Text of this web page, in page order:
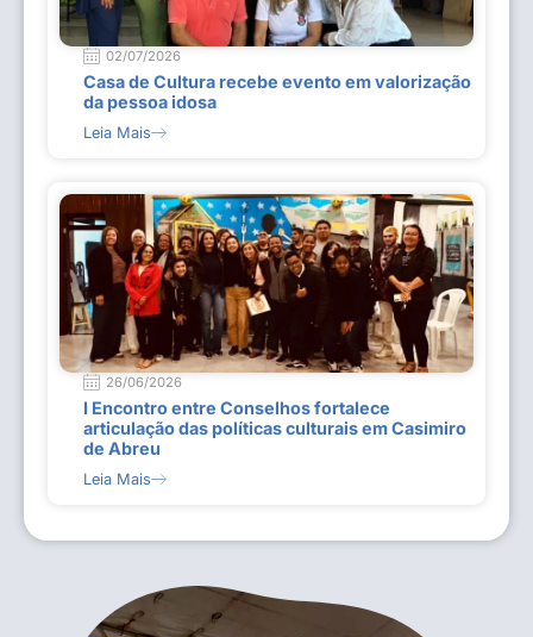
02/07/2026
Casa de Cultura recebe evento em valorização
da pessoa idosa
Leia Mais
26/06/2026
I Encontro entre Conselhos fortalece
articulação das políticas culturais em Casimiro
de Abreu
Leia Mais